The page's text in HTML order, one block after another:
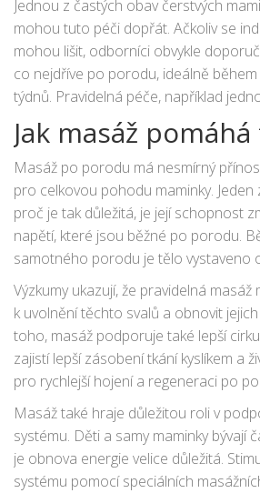
odborníkem, aby masáž byla co
nejefektivnější.
Jednou z častých obav čerstvých
mohou tuto péči dopřát. Ačkoliv se
mohou lišit, odborníci obvykle
co nejdříve po porodu, ideálně
týdnů. Pravidelná péče, například
výrazně přispět k rychlejšímu návratu k
celkovému posílení těla a mysli.
Jak masáž
Masáž po porodu má nesmírný
pro celkovou pohodu maminky. Jeden
proč je tak důležitá, je její schopnost
napětí, které jsou běžné po porodu.
samotného porodu je tělo vystaveno
Svaly, zejména v oblasti zad, krku a
přetěžovány a napjaté, což vede k
Výzkumy ukazují, že pravidelná
k uvolnění těchto svalů a obnovit
toho, masáž podporuje také lepší
zajistí lepší zásobení tkání kyslíkem a
pro rychlejší hojení a regeneraci po
Masáž také hraje důležitou roli v
systému. Děti a samy maminky bývají
je obnova energie velice důležitá.
systému pomocí speciálních